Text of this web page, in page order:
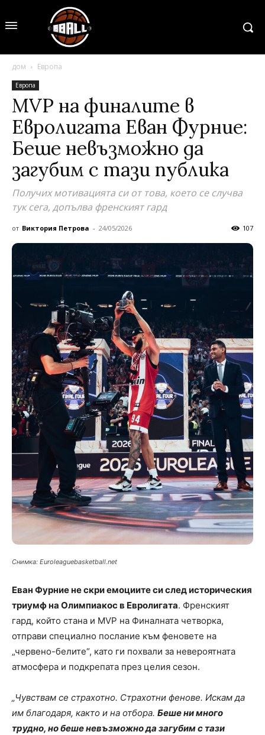
дом Европа
Европа
МVP на финалите в
Евролигата Еван Фурние:
Беше невъзможно да
загубим с тази публика
Получих мотивацията си от това, което се случва
тук сега, допълва френският гард
от Виктория Петрова - 24/05/2026 107
Снимка: Euroleaguebasketball.net
Еван Фурние не скри емоциите си след историческия
триумф на Олимпиакос в Евролигата. Френският
гард, който стана и MVP на Финалната четворка,
отправи специално послание към феновете на
„червено-белите“, като ги похвали за невероятната
атмосфера и подкрепата през целия сезон.
„Чувствам се страхотно. Страхотни фенове. Искам да
им благодаря, както и на отбора. Беше ни много
трудно, но беше невъзможно да загубим с тази